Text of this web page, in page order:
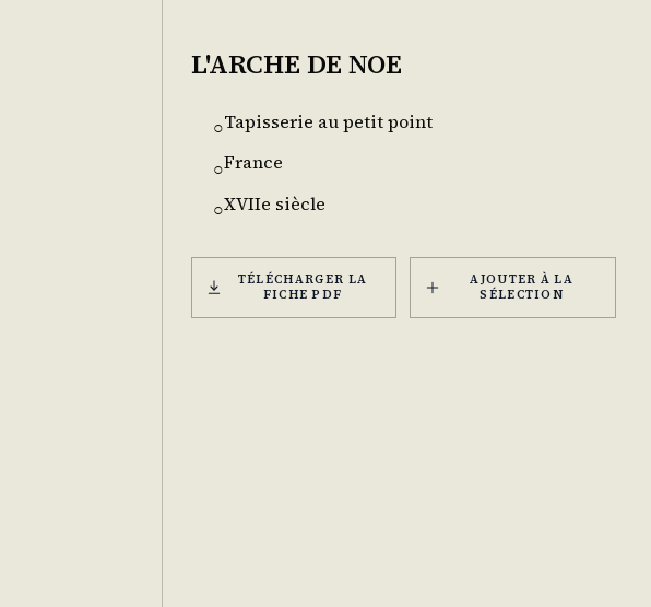
L'ARCHE DE NOE
○Tapisserie au petit point
○France
○XVIIe siècle
TÉLÉCHARGER LA
FICHE PDF
AJOUTER À LA
SÉLECTION